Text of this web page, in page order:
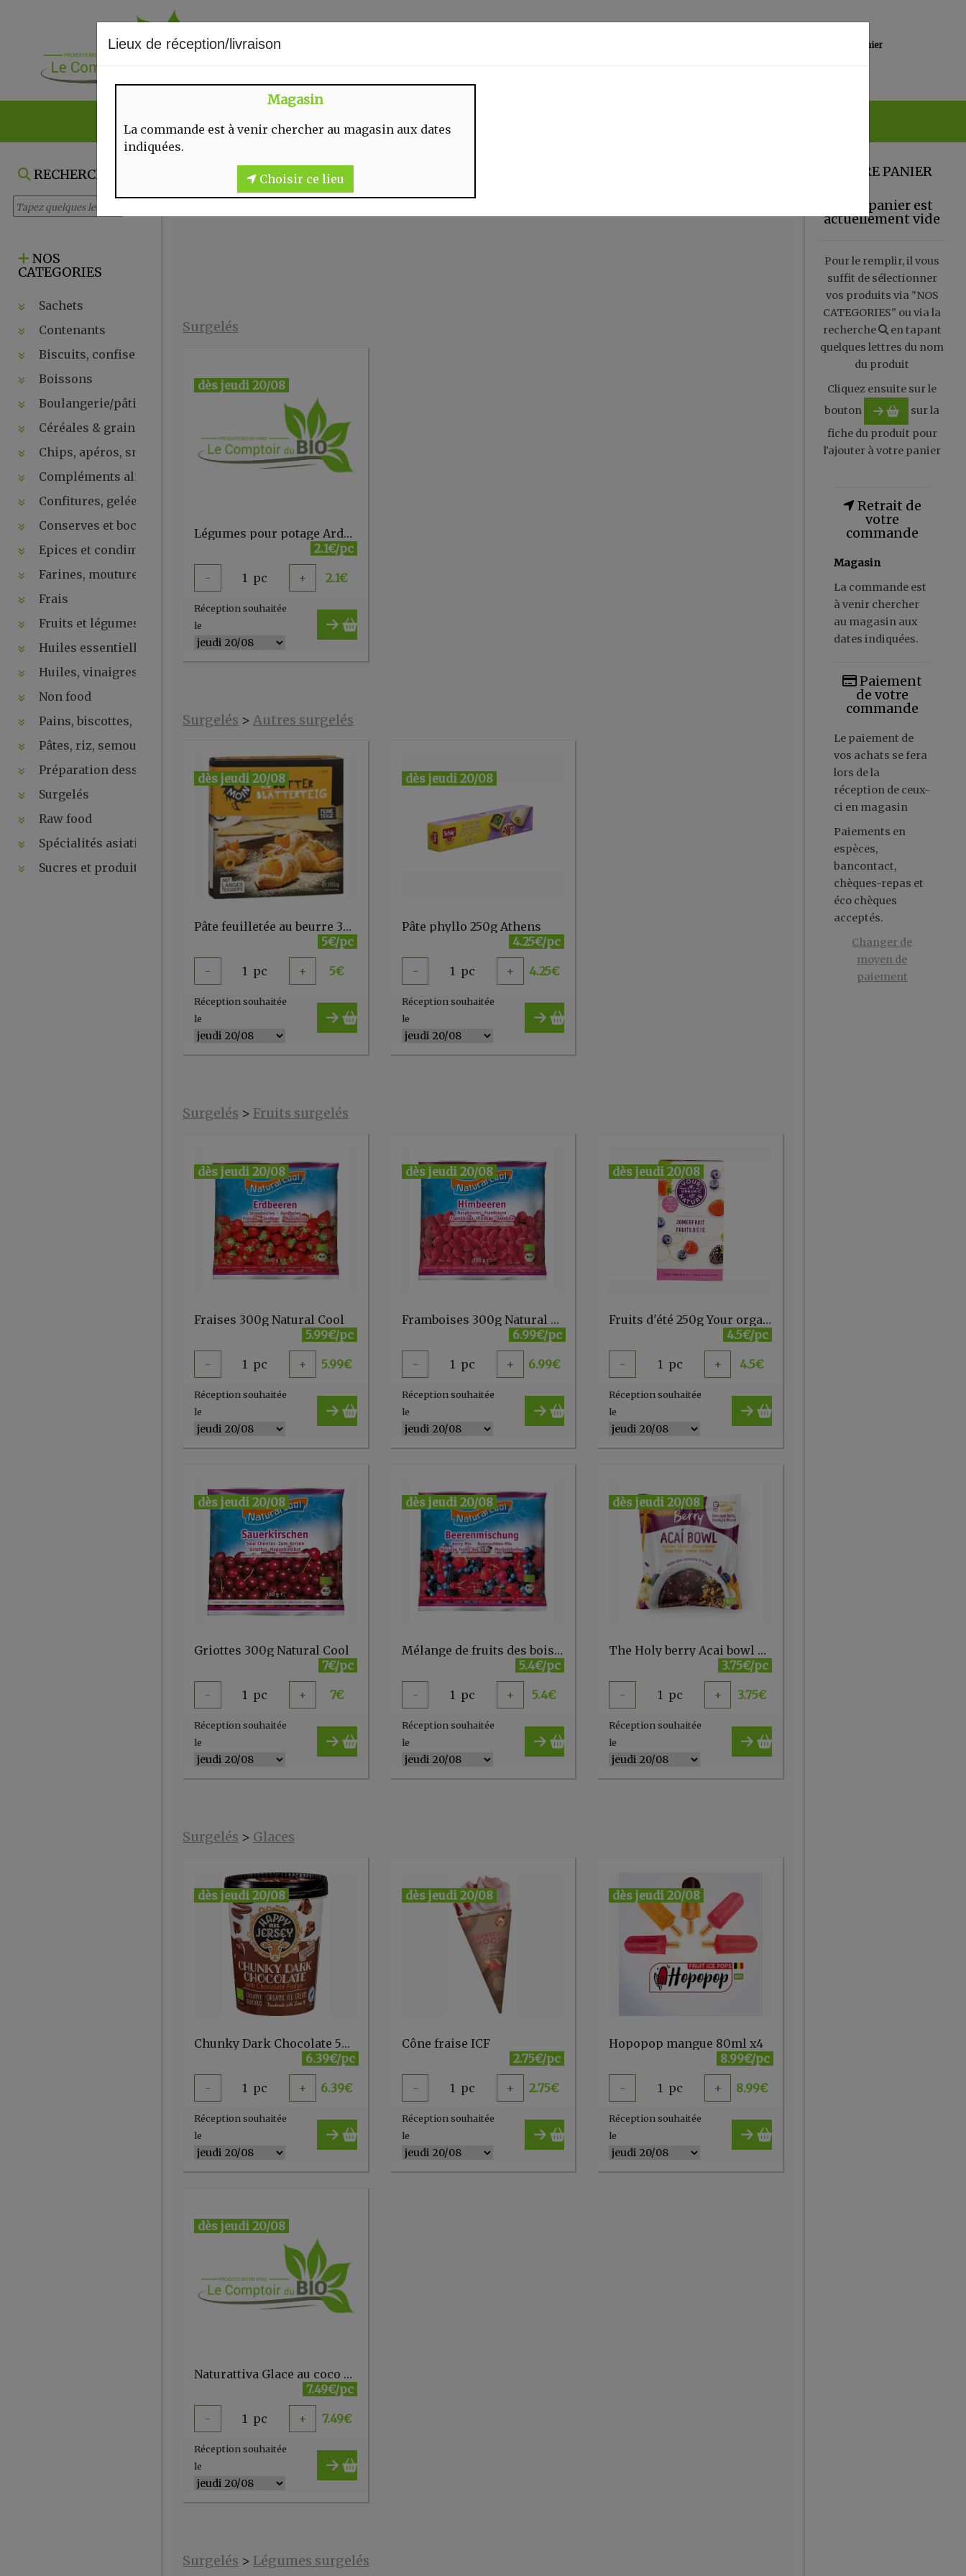
Mon panier
NOS VENTES DU MOMENT CONTACT
RECHERCHE
NOS
CATEGORIES
Sachets
Contenants
Biscuits, confiseries, chocolats, snacks
Boissons
Boulangerie/pâtisseries
Céréales & graines
Chips, apéros, snacks, crackers ...
Compléments alimentaires & plantes
Confitures, gelées, compotes, purées, pâtes à tartiner, ...
Conserves et bocaux
Epices et condiments
Farines, moutures et levures
Frais
Fruits et légumes secs
Huiles essentielles, hydrolats, ...
Huiles, vinaigres, sauces
Non food
Pains, biscottes, levures, ...
Pâtes, riz, semoules
Préparation desserts, ....
Surgelés
Raw food
Spécialités asiatiques
Sucres et produits de la ruche
Lieux de réception/livraison
Magasin
La commande est à venir chercher au magasin aux dates
indiquées.
Choisir ce lieu
SURGELÉS
Surgelés
dès jeudi 20/08
Légumes pour potage Ardo 600g
2.1€/pc
- 1 pc + 2.1€
Réception souhaitée
le
Surgelés > Autres surgelés
dès jeudi 20/08
Pâte feuilletée au beurre 300g MOIN
5€/pc
- 1 pc + 5€
Réception souhaitée
le
dès jeudi 20/08
Pâte phyllo 250g Athens
4.25€/pc
- 1 pc + 4.25€
Réception souhaitée
le
Surgelés > Fruits surgelés
dès jeudi 20/08
Fraises 300g Natural Cool
5.99€/pc
- 1 pc + 5.99€
Réception souhaitée
le
dès jeudi 20/08
Framboises 300g Natural Cool
6.99€/pc
- 1 pc + 6.99€
Réception souhaitée
le
dès jeudi 20/08
Fruits d'été 250g Your organic nature
4.5€/pc
- 1 pc + 4.5€
Réception souhaitée
le
dès jeudi 20/08
Griottes 300g Natural Cool
7€/pc
- 1 pc + 7€
Réception souhaitée
le
dès jeudi 20/08
Mélange de fruits des bois 300g Natural Cool
5.4€/pc
- 1 pc + 5.4€
Réception souhaitée
le
dès jeudi 20/08
The Holy berry Acai bowl banane myrtille bio 150g
3.75€/pc
- 1 pc + 3.75€
Réception souhaitée
le
Surgelés > Glaces
dès jeudi 20/08
Chunky Dark Chocolate 500ml chocolate fudge Mrs Jersey
6.39€/pc
- 1 pc + 6.39€
Réception souhaitée
le
dès jeudi 20/08
Cône fraise ICF
2.75€/pc
- 1 pc + 2.75€
Réception souhaitée
le
dès jeudi 20/08
Hopopop mangue 80ml x4
8.99€/pc
- 1 pc + 8.99€
Réception souhaitée
le
dès jeudi 20/08
Naturattiva Glace au coco vanille/chocolat sans gluten bio 750ml
7.49€/pc
- 1 pc + 7.49€
Réception souhaitée
le
Surgelés > Légumes surgelés
VOTRE PANIER
Votre panier est
actuellement vide
Pour le remplir, il vous
suffit de sélectionner
vos produits via "NOS
CATEGORIES" ou via la
recherche
en tapant
quelques lettres du nom
du produit
Cliquez ensuite sur le
bouton
sur la
fiche du produit pour
l'ajouter à votre panier
Retrait de
votre
commande
Magasin
La commande est
à venir chercher
au magasin aux
dates indiquées.
Paiement
de votre
commande
Le paiement de
vos achats se fera
lors de la
réception de ceux-
ci en magasin
Paiements en
espèces,
bancontact,
chèques-repas et
éco chèques
acceptés.
Changer de
moyen de
paiement